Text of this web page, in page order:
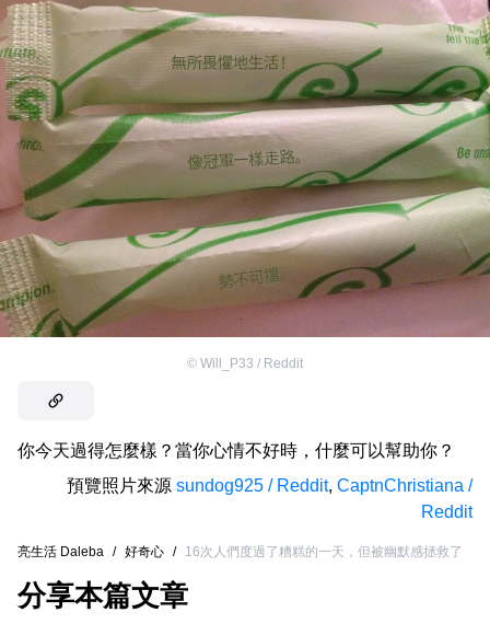
© Will_P33 / Reddit
你今天過得怎麼樣？當你心情不好時，什麼可以幫助你？
預覽照片來源 sundog925 / Reddit, CaptnChristiana /
Reddit
亮生活 Daleba / 好奇心 / 16次人們度過了糟糕的一天，但被幽默感拯救了
分享本篇文章